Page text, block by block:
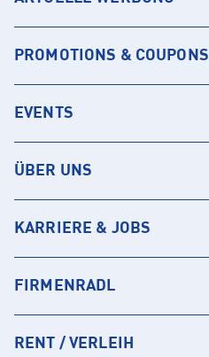
PROMOTIONS & COUPONS
EVENTS
ÜBER UNS
KARRIERE & JOBS
FIRMENRADL
RENT / VERLEIH